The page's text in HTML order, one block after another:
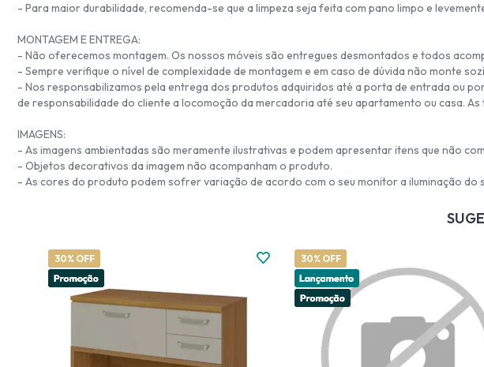
- Para maior durabilidade, recomenda-se que a limpeza seja feita com pano limpo e
MONTAGEM E ENTREGA:
- Não oferecemos montagem. Os nossos móveis são entregues desmontados e todos
- Sempre verifique o nível de complexidade de montagem e em caso de dúvida não monte
- Nos responsabilizamos pela entrega dos produtos adquiridos até a porta de entrada ou
de responsabilidade do cliente a locomoção da mercadoria até seu apartamento ou casa.
IMAGENS:
- As imagens ambientadas são meramente ilustrativas e podem apresentar itens que não
- Objetos decorativos da imagem não acompanham o produto.
- As cores do produto podem sofrer variação de acordo com o seu monitor a iluminação do
30% OFF 30% OFF